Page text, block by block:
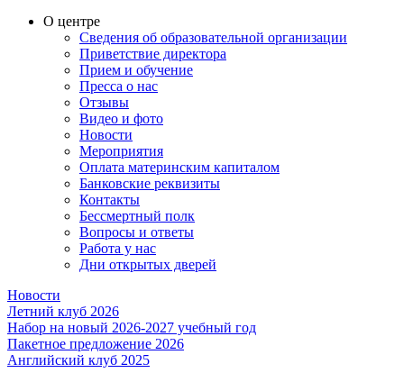
О центре
Сведения об образовательной организации
Приветствие директора
Прием и обучение
Пресса о нас
Отзывы
Видео и фото
Новости
Мероприятия
Оплата материнским капиталом
Банковские реквизиты
Контакты
Бессмертный полк
Вопросы и ответы
Работа у нас
Дни открытых дверей
Новости
Летний клуб 2026
Набор на новый 2026-2027 учебный год
Пакетное предложение 2026
Английский клуб 2025